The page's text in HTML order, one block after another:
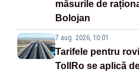
măsurile de
Bolojan
7 aug. 2026, 10:01
Tarifele pentru
TollRo se aplică